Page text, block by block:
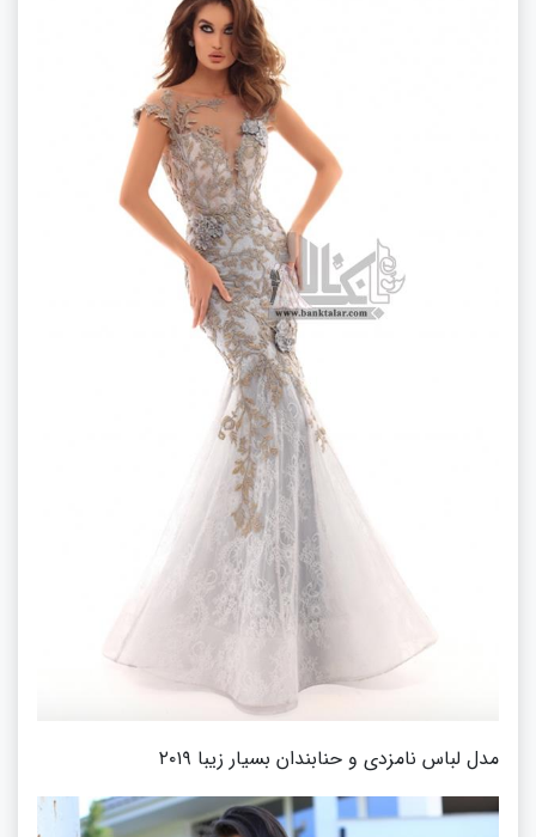
مدل لباس نامزدی و حنابندان بسیار زیبا ۲۰۱۹